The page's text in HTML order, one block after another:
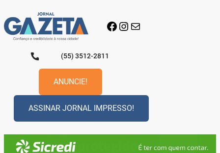
para
o
conteúdo
Facebook
Instagram
E-mail
(55) 3512-2811
ANUNCIE!
ASSINAR JORNAL IMPRESSO!